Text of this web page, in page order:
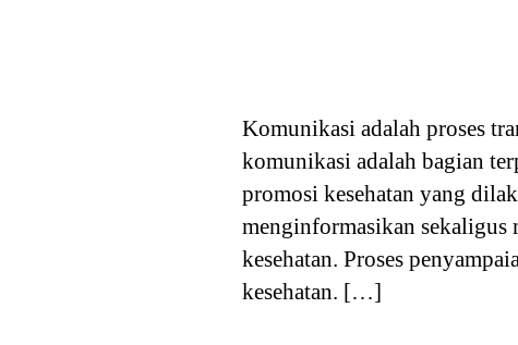
Komunikasi adalah proses
komunikasi adalah bagian
promosi kesehatan yang
menginformasikan sekaligus
kesehatan. Proses
kesehatan. […]